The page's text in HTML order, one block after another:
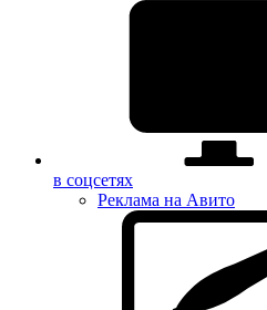
в соцсетях
Реклама на Авито